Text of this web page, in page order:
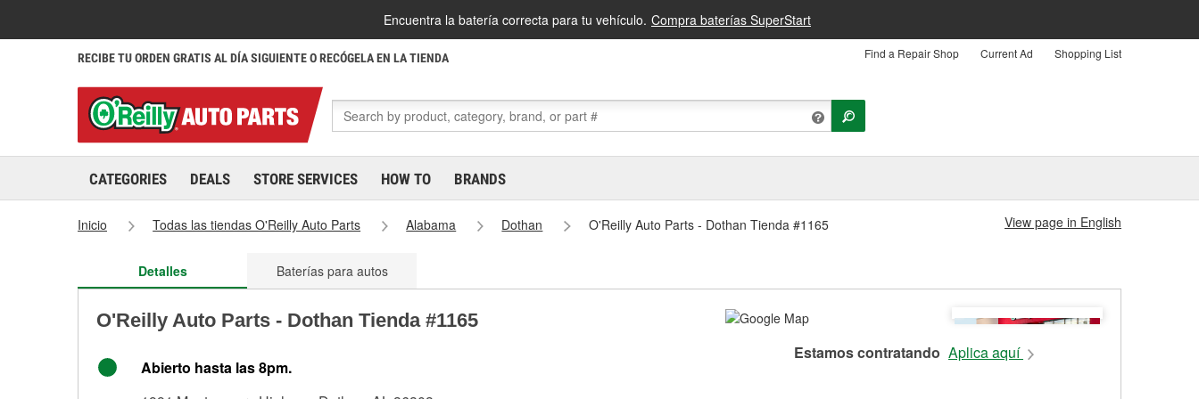
Encuentra la batería correcta para tu vehículo. Compra baterías SuperStart
RECIBE TU ORDEN GRATIS AL DÍA SIGUIENTE O RECÓGELA EN LA TIENDA Find a Repair Shop Current Ad Shopping List
CATEGORIES DEALS STORE SERVICES HOW TO BRANDS
Inicio Todas las tiendas O'Reilly Auto Parts Alabama Dothan O'Reilly Auto Parts - Dothan Tienda #1165 View page in English
Detalles Baterías para autos
O'Reilly Auto Parts - Dothan Tienda #1165
Abierto hasta las 8pm.
Estamos contratando Aplica aquí